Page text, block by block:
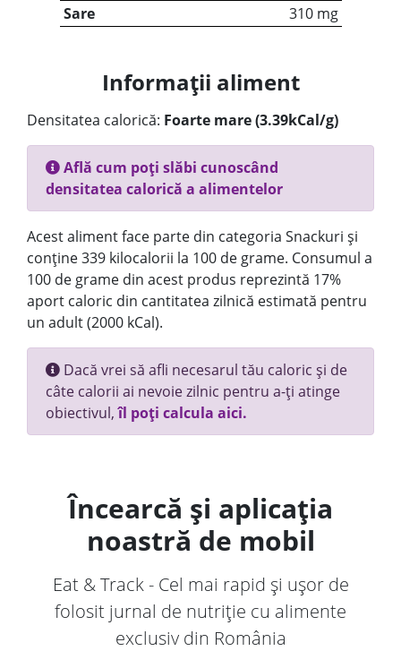
Sare
310 mg
Informații aliment
Densitatea calorică: Foarte mare (3.39kCal/g)
Află cum poți slăbi cunoscând
densitatea calorică a alimentelor
Acest aliment face parte din categoria Snackuri și
conține 339 kilocalorii la 100 de grame. Consumul a
100 de grame din acest produs reprezintă 17%
aport caloric din cantitatea zilnică estimată pentru
un adult (2000 kCal).
Dacă vrei să afli necesarul tău caloric și de
câte calorii ai nevoie zilnic pentru a-ți atinge
obiectivul,îl poți calcula aici.
Încearcă și aplicația
noastră de mobil
Eat & Track - Cel mai rapid și ușor de
folosit jurnal de nutriție cu alimente
exclusiv din România